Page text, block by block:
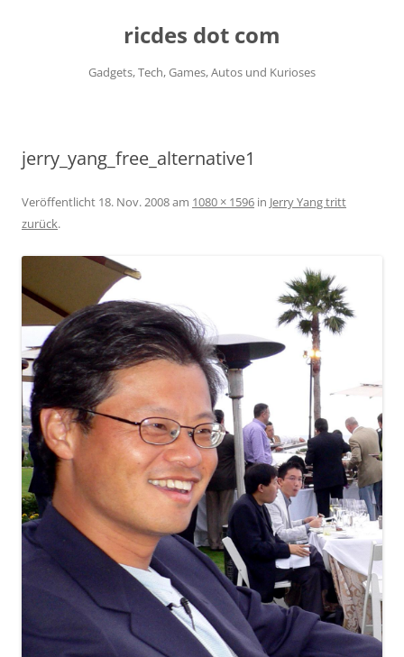
ricdes dot com
Gadgets, Tech, Games, Autos und Kurioses
jerry_yang_free_alternative1
Veröffentlicht 18. Nov. 2008am 1080 × 1596 in Jerry Yang tritt
zurück.